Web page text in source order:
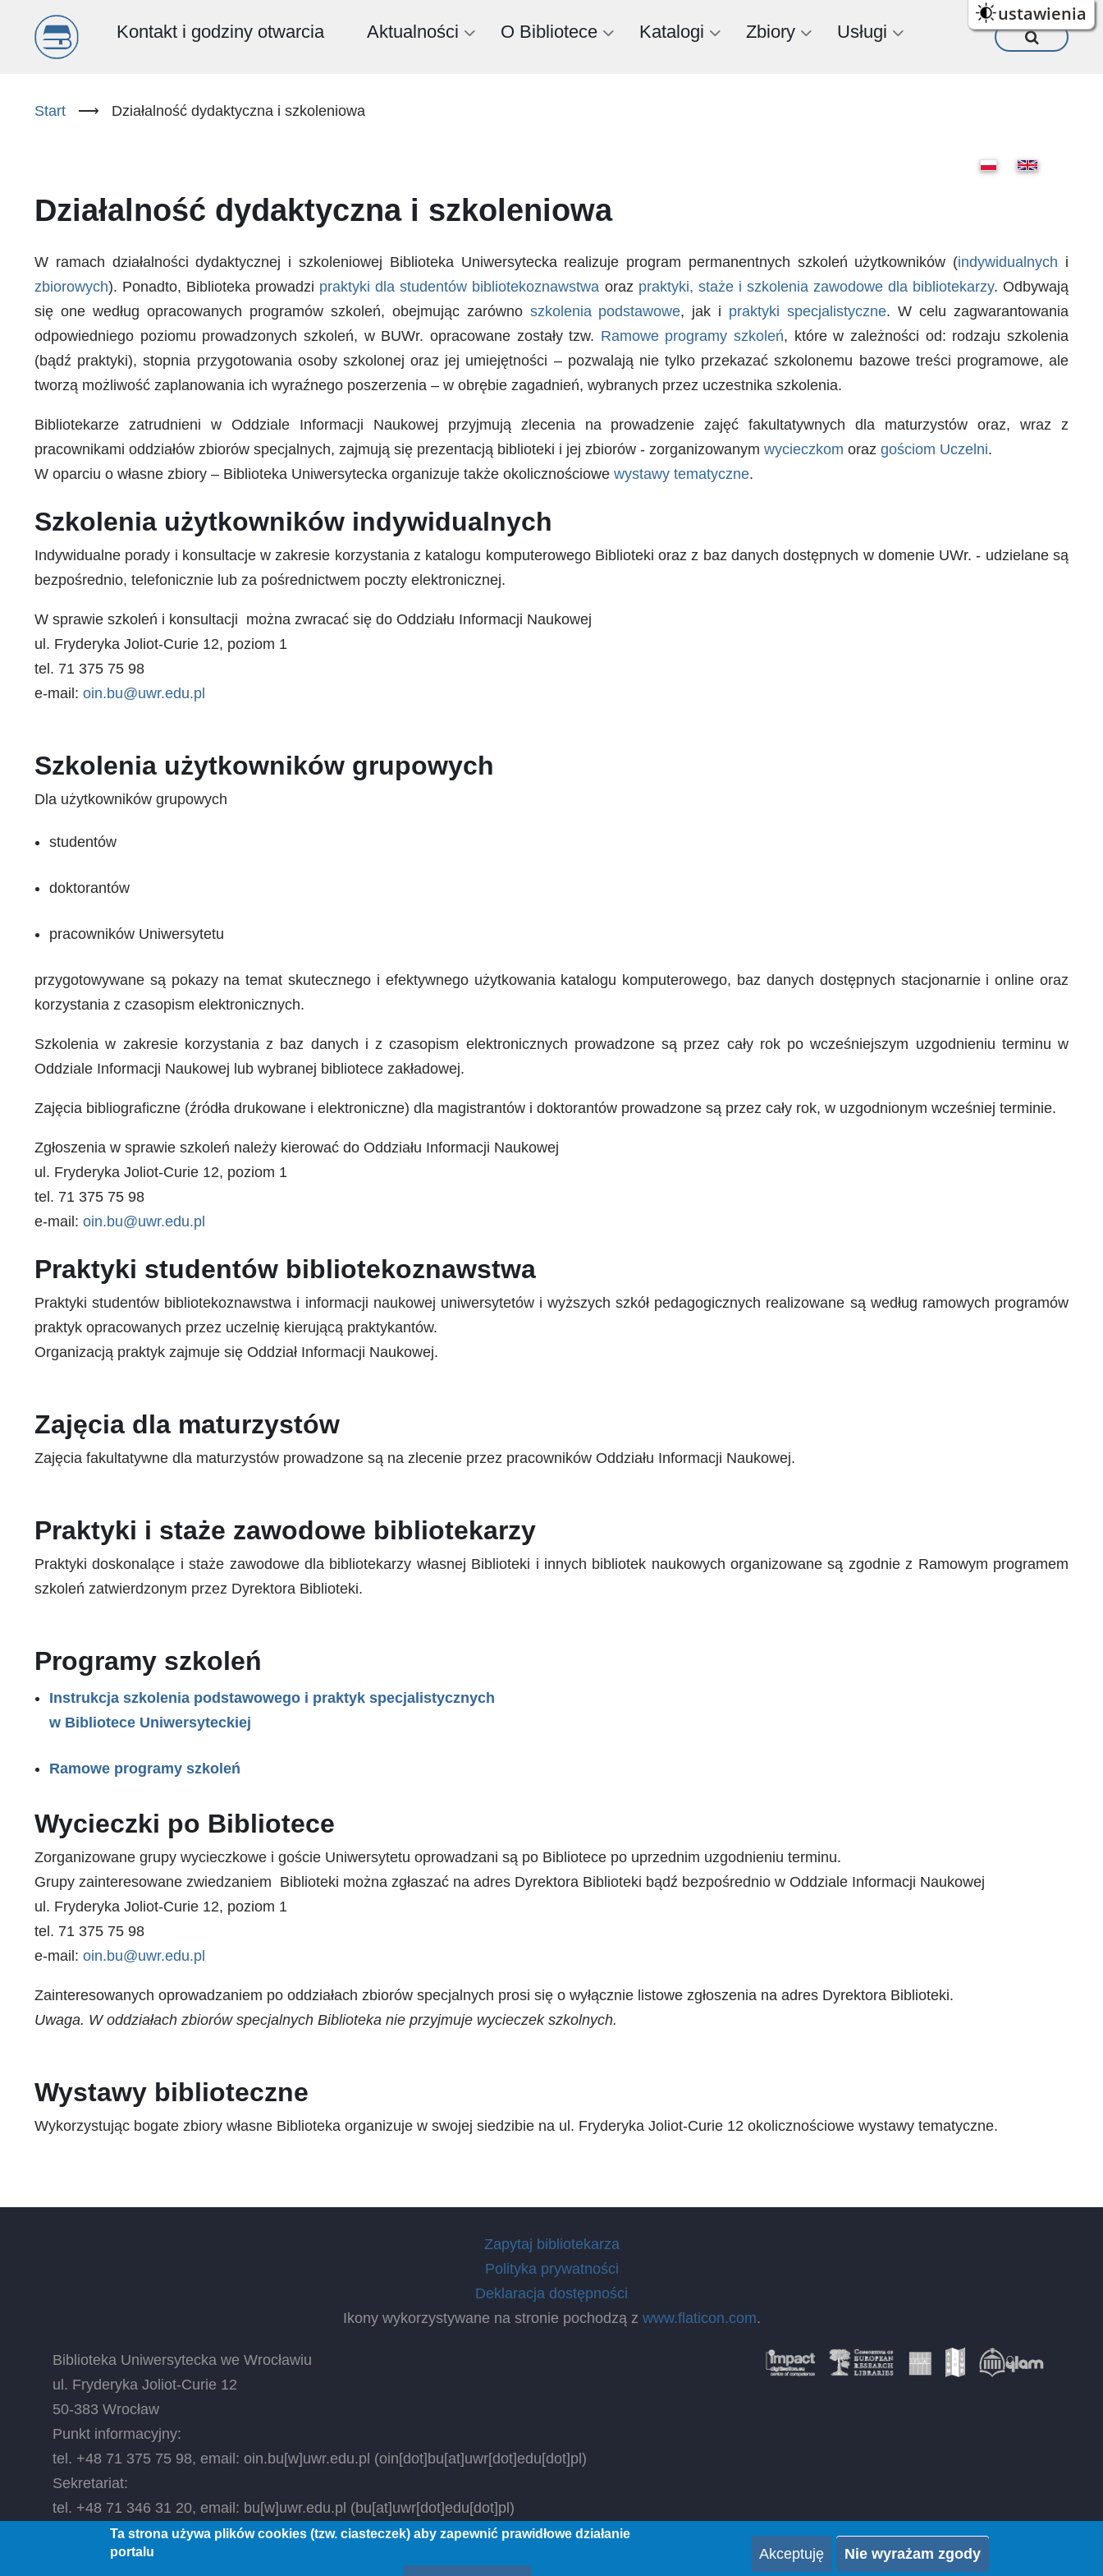
ustawienia
Menu
(PL)
Kontakt i godziny otwarcia Aktualności O Bibliotece Katalogi Zbiory Usługi
Start ⟶ Działalność dydaktyczna i szkoleniowa
Działalność dydaktyczna i szkoleniowa
W ramach działalności dydaktycznej i szkoleniowej Biblioteka Uniwersytecka realizuje program permanentnych szkoleń użytkowników (indywidualnych i
zbiorowych). Ponadto, Biblioteka prowadzi praktyki dla studentów bibliotekoznawstwa oraz praktyki, staże i szkolenia zawodowe dla bibliotekarzy. Odbywają
się one według opracowanych programów szkoleń, obejmując zarówno szkolenia podstawowe, jak i praktyki specjalistyczne. W celu zagwarantowania
odpowiedniego poziomu prowadzonych szkoleń, w BUWr. opracowane zostały tzw. Ramowe programy szkoleń, które w zależności od: rodzaju szkolenia
(bądź praktyki), stopnia przygotowania osoby szkolonej oraz jej umiejętności – pozwalają nie tylko przekazać szkolonemu bazowe treści programowe, ale
tworzą możliwość zaplanowania ich wyraźnego poszerzenia – w obrębie zagadnień, wybranych przez uczestnika szkolenia.
Bibliotekarze zatrudnieni w Oddziale Informacji Naukowej przyjmują zlecenia na prowadzenie zajęć fakultatywnych dla maturzystów oraz, wraz z
pracownikami oddziałów zbiorów specjalnych, zajmują się prezentacją biblioteki i jej zbiorów - zorganizowanym wycieczkom oraz gościom Uczelni.
W oparciu o własne zbiory – Biblioteka Uniwersytecka organizuje także okolicznościowe wystawy tematyczne.
Szkolenia użytkowników indywidualnych
Indywidualne porady i konsultacje w zakresie korzystania z katalogu komputerowego Biblioteki oraz z baz danych dostępnych w domenie UWr. - udzielane są
bezpośrednio, telefonicznie lub za pośrednictwem poczty elektronicznej.
W sprawie szkoleń i konsultacji można zwracać się do Oddziału Informacji Naukowej
ul. Fryderyka Joliot-Curie 12, poziom 1
tel. 71 375 75 98
e-mail: oin.bu@uwr.edu.pl
Szkolenia użytkowników grupowych
Dla użytkowników grupowych
studentów
doktorantów
pracowników Uniwersytetu
przygotowywane są pokazy na temat skutecznego i efektywnego użytkowania katalogu komputerowego, baz danych dostępnych stacjonarnie i online oraz
korzystania z czasopism elektronicznych.
Szkolenia w zakresie korzystania z baz danych i z czasopism elektronicznych prowadzone są przez cały rok po wcześniejszym uzgodnieniu terminu w
Oddziale Informacji Naukowej lub wybranej bibliotece zakładowej.
Zajęcia bibliograficzne (źródła drukowane i elektroniczne) dla magistrantów i doktorantów prowadzone są przez cały rok, w uzgodnionym wcześniej terminie.
Zgłoszenia w sprawie szkoleń należy kierować do Oddziału Informacji Naukowej
ul. Fryderyka Joliot-Curie 12, poziom 1
tel. 71 375 75 98
e-mail: oin.bu@uwr.edu.pl
Praktyki studentów bibliotekoznawstwa
Praktyki studentów bibliotekoznawstwa i informacji naukowej uniwersytetów i wyższych szkół pedagogicznych realizowane są według ramowych programów
praktyk opracowanych przez uczelnię kierującą praktykantów.
Organizacją praktyk zajmuje się Oddział Informacji Naukowej.
Zajęcia dla maturzystów
Zajęcia fakultatywne dla maturzystów prowadzone są na zlecenie przez pracowników Oddziału Informacji Naukowej.
Praktyki i staże zawodowe bibliotekarzy
Praktyki doskonalące i staże zawodowe dla bibliotekarzy własnej Biblioteki i innych bibliotek naukowych organizowane są zgodnie z Ramowym programem
szkoleń zatwierdzonym przez Dyrektora Biblioteki.
Programy szkoleń
Instrukcja szkolenia podstawowego i praktyk specjalistycznych
w Bibliotece Uniwersyteckiej
Ramowe programy szkoleń
Wycieczki po Bibliotece
Zorganizowane grupy wycieczkowe i goście Uniwersytetu oprowadzani są po Bibliotece po uprzednim uzgodnieniu terminu.
Grupy zainteresowane zwiedzaniem Biblioteki można zgłaszać na adres Dyrektora Biblioteki bądź bezpośrednio w Oddziale Informacji Naukowej
ul. Fryderyka Joliot-Curie 12, poziom 1
tel. 71 375 75 98
e-mail: oin.bu@uwr.edu.pl
Zainteresowanych oprowadzaniem po oddziałach zbiorów specjalnych prosi się o wyłącznie listowe zgłoszenia na adres Dyrektora Biblioteki.
Uwaga. W oddziałach zbiorów specjalnych Biblioteka nie przyjmuje wycieczek szkolnych.
Wystawy biblioteczne
Wykorzystując bogate zbiory własne Biblioteka organizuje w swojej siedzibie na ul. Fryderyka Joliot-Curie 12 okolicznościowe wystawy tematyczne.
Zapytaj bibliotekarza
Polityka prywatności
Deklaracja dostępności
Ikony wykorzystywane na stronie pochodzą z www.flaticon.com.
Biblioteka Uniwersytecka we Wrocławiu
ul. Fryderyka Joliot-Curie 12
50-383 Wrocław
Punkt informacyjny:
tel. +48 71 375 75 98, email: oin.bu [w] uwr.edu.pl (oin[dot]bu[at]uwr[dot]edu[dot]pl)
Sekretariat:
tel. +48 71 346 31 20, email: bu [w] uwr.edu.pl (bu[at]uwr[dot]edu[dot]pl)
© 2026 Biblioteka Uniwersytecka we Wrocławiu, All rights reserved.
Ta strona używa plików cookies (tzw. ciasteczek) aby zapewnić prawidłowe działanie
portalu
Akceptuję Nie wyrażam zgody